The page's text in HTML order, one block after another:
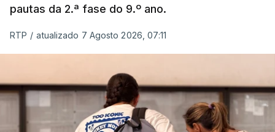
pautas da 2.ª fase do 9.º ano.
RTP / atualizado 7 Agosto 2026, 07:11